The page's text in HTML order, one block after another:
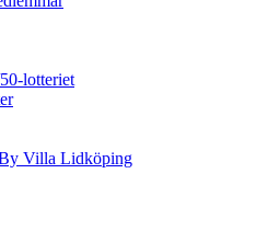
lotteriet
By Villa Lidköping